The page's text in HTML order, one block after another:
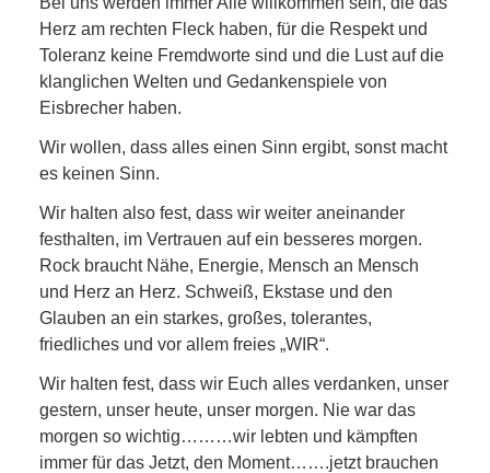
Herz am rechten Fleck haben, für die Respekt und
Toleranz keine Fremdworte sind und die Lust auf die
klanglichen Welten und Gedankenspiele von
Eisbrecher haben.
Wir wollen, dass alles einen Sinn ergibt, sonst macht
es keinen Sinn.
Wir halten also fest, dass wir weiter aneinander
festhalten, im Vertrauen auf ein besseres morgen.
Rock braucht Nähe, Energie, Mensch an Mensch
und Herz an Herz. Schweiß, Ekstase und den
Glauben an ein starkes, großes, tolerantes,
friedliches und vor allem freies „WIR“.
Wir halten fest, dass wir Euch alles verdanken, unser
gestern, unser heute, unser morgen. Nie war das
morgen so wichtig………wir lebten und kämpften
immer für das Jetzt, den Moment…….jetzt brauchen